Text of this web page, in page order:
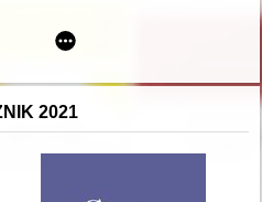
: zapomniane tradycje i
2021